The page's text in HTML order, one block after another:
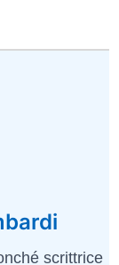
scrittrice